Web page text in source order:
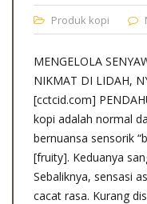
Produk kopi
MENGELOLA
NIKMAT DI LIDAH,
[cctcid.com]
kopi adalah normal
bernuansa sensorik
[fruity]. Keduanya
Sebaliknya, sensasi
cacat rasa. Kurang